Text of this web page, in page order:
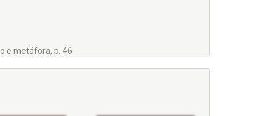
e metáfora, p. 46